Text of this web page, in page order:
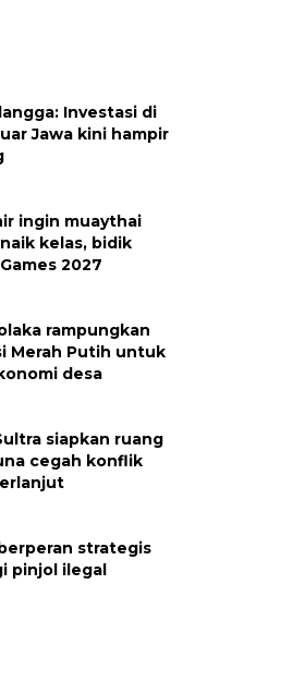
Investasi di
Jawa kini hampir
ingin muaythai
kelas, bidik
2027
rampungkan
Merah Putih untuk
desa
siapkan ruang
cegah konflik
strategis
pinjol ilegal